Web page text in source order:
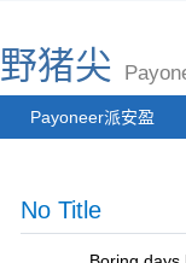
野猪尖
Payoneer派安盈
No Title